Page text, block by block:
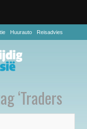
Huurauto Reisadvies
‘Traders